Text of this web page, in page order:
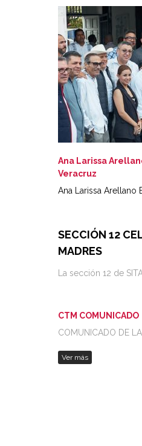
Ana Larissa
Veracruz
Ana Larissa Arellano
SECCIÓN 12
MADRES
La sección 12 de
CTM COMUNICADO
COMUNICADO DE
Ver más